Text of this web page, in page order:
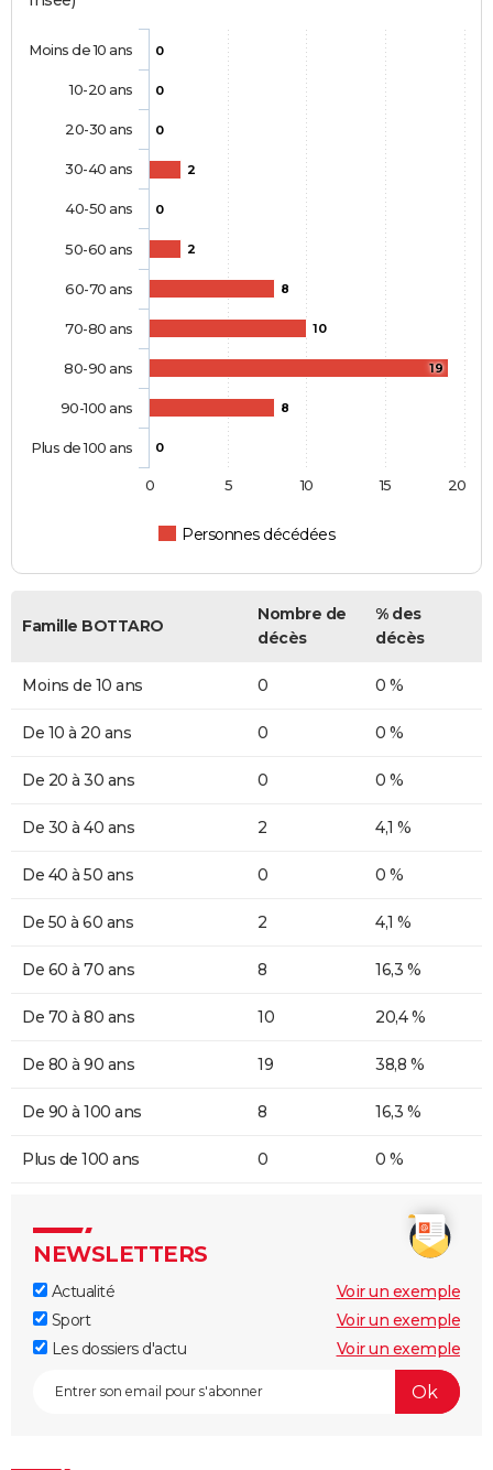
0
0
0
2
0
2
8
10
19
8
0
Personnes décédées
Moins de 10 ans
10-20 ans
20-30 ans
30-40 ans
40-50 ans
50-60 ans
60-70 ans
70-80 ans
80-90 ans
90-100 ans
Plus de 100 ans
0 5 10 15 20
Famille BOTTARO
Nombre de
décès
% des
décès
Moins de 10 ans 0 0 %
De 10 à 20 ans 0 0 %
De 20 à 30 ans 0 0 %
De 30 à 40 ans 2 4,1 %
De 40 à 50 ans 0 0 %
De 50 à 60 ans 2 4,1 %
De 60 à 70 ans 8 16,3 %
De 70 à 80 ans 10 20,4 %
De 80 à 90 ans 19 38,8 %
De 90 à 100 ans 8 16,3 %
Plus de 100 ans 0 0 %
NEWSLETTERS
Actualité
Voir un exemple
Sport
Voir un exemple
Les dossiers d'actu
Voir un exemple